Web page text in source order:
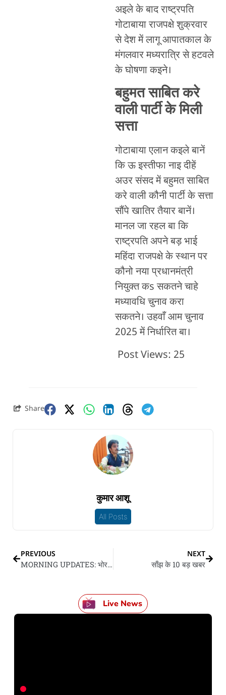
अइले के बाद राष्ट्रपति
गोटाबाया राजपक्षे शुक्रवार
से देश में लागू आपातकाल के
मंगलवार मध्यरात्रि से हटवले
के घोषणा कइने।
बहुमत साबित करे
वाली पार्टी के मिली
सत्ता
गोटाबाया एलान कइले बानें
कि ऊ इस्तीफा नाइ दीहें
अउर संसद में बहुमत साबित
करे वाली कौनी पार्टी के सत्ता
सौंपे खातिर तैयार बानें।
मानल जा रहल बा कि
राष्ट्रपति अपने बड़ भाई
महिंदा राजपक्षे के स्थान पर
कौनो नया प्रधानमंत्री
नियुक्त कs सकतने चाहे
मध्यावधि चुनाव करा
सकतने। उहवाँ आम चुनाव
2025 में निर्धारित बा।
Post Views: 25
Share
कुमार आशू
All Posts
PREVIOUS
MORNING UPDATES: भोर के 10 बड़ खबर
NEXT
साँझ के 10 बड़ खबर
Live News